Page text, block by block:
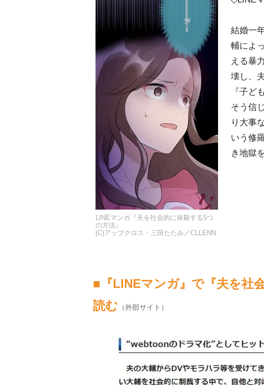
LINEマンガ『夫を社会的に抹殺する5つ
の方法』
(C)アップクロス・三田たたみ／CLLENN
結婚一
輔によ
える暴
壊し、
『子ど
そう信
り大事
いう修
き地獄
■『LINEマンガ』で『夫を社
読む （外部サイト）